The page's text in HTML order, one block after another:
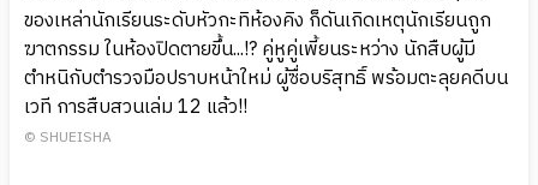
ของเหล่านักเรียนระดับหัวกะทิห้องคิง ก็ดันเกิดเหตุนักเรียนถูก
ฆาตกรรม ในห้องปิดตายขึ้น...!? คู่หูคู่เพี้ยนระหว่าง นักสืบผู้มี
ตำหนิกับตำรวจมือปราบหน้าใหม่ ผู้ซื่อบริสุทธิ์ พร้อมตะลุยคดีบน
เวที การสืบสวนเล่ม 12 แล้ว!!
© SHUEISHA